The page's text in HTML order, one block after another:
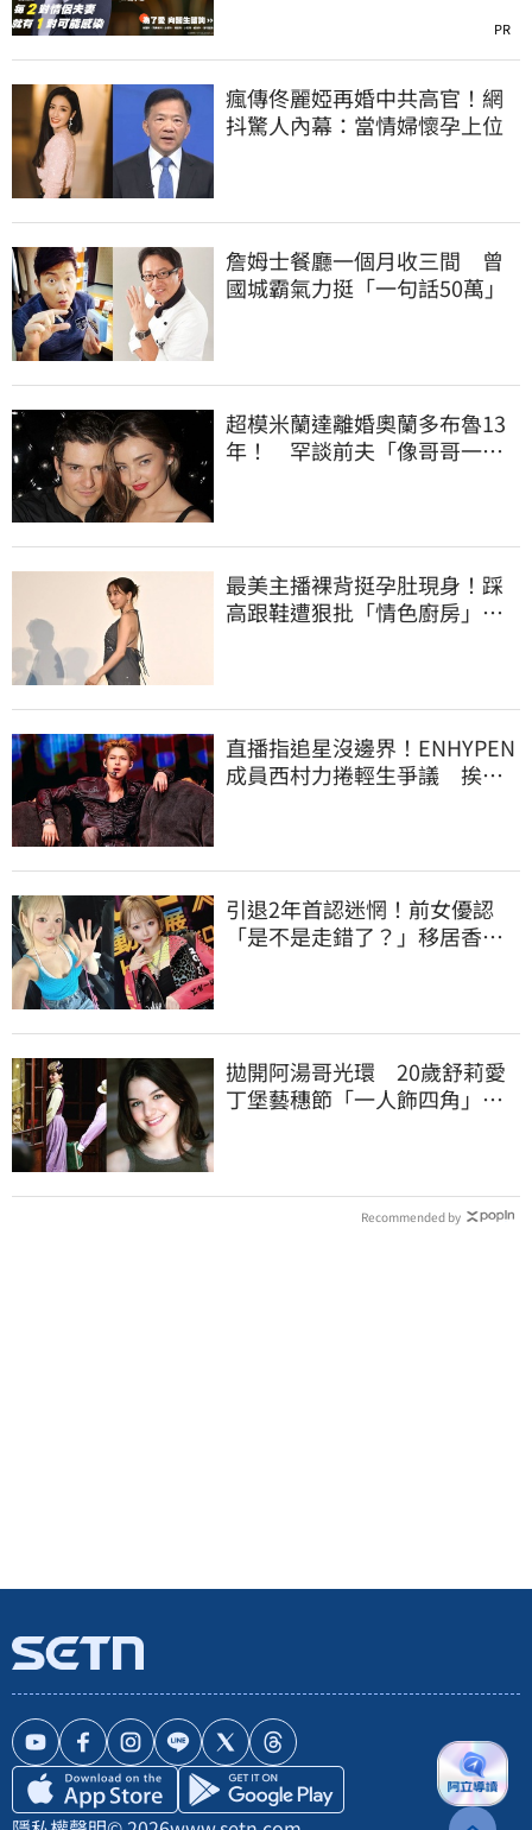
PR
瘋傳佟麗婭再婚中共高官！網
抖驚人內幕：當情婦懷孕上位
詹姆士餐廳一個月收三間 曾
國城霸氣力挺「一句話50萬」
超模米蘭達離婚奧蘭多布魯13
年！ 罕談前夫「像哥哥一
最美主播裸背挺孕肚現身！踩
高跟鞋遭狠批「情色廚房」：
直播指追星沒邊界！ENHYPEN
成員西村力捲輕生爭議 挨
引退2年首認迷惘！前女優認
「是不是走錯了？」移居香港
拋開阿湯哥光環 20歲舒莉愛
丁堡藝穗節「一人飾四角」驚
Recommended by